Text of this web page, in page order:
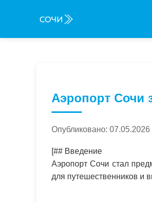
Аэропорт Сочи
Опубликовано: 07.05.2026 |
[## Введение
Аэропорт Сочи стал
для путешественников и